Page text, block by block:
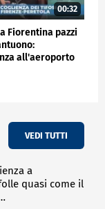
00:32
Fiorentina pazzi
all'aeroporto
VEDI TUTTI
a
quasi come il